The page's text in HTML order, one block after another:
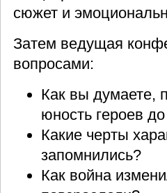
сюжет и
Затем ведущая
вопросами:
Как вы думаете,
юность героев
Какие черты
запомнились?
Как война